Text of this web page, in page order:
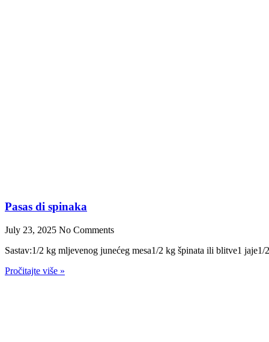
Pasas di spinaka
July 23, 2025 No Comments
Sastav:1/2 kg mljevenog junećeg mesa1/2 kg špinata ili blitve1 jaje1/2
Pročitajte više »